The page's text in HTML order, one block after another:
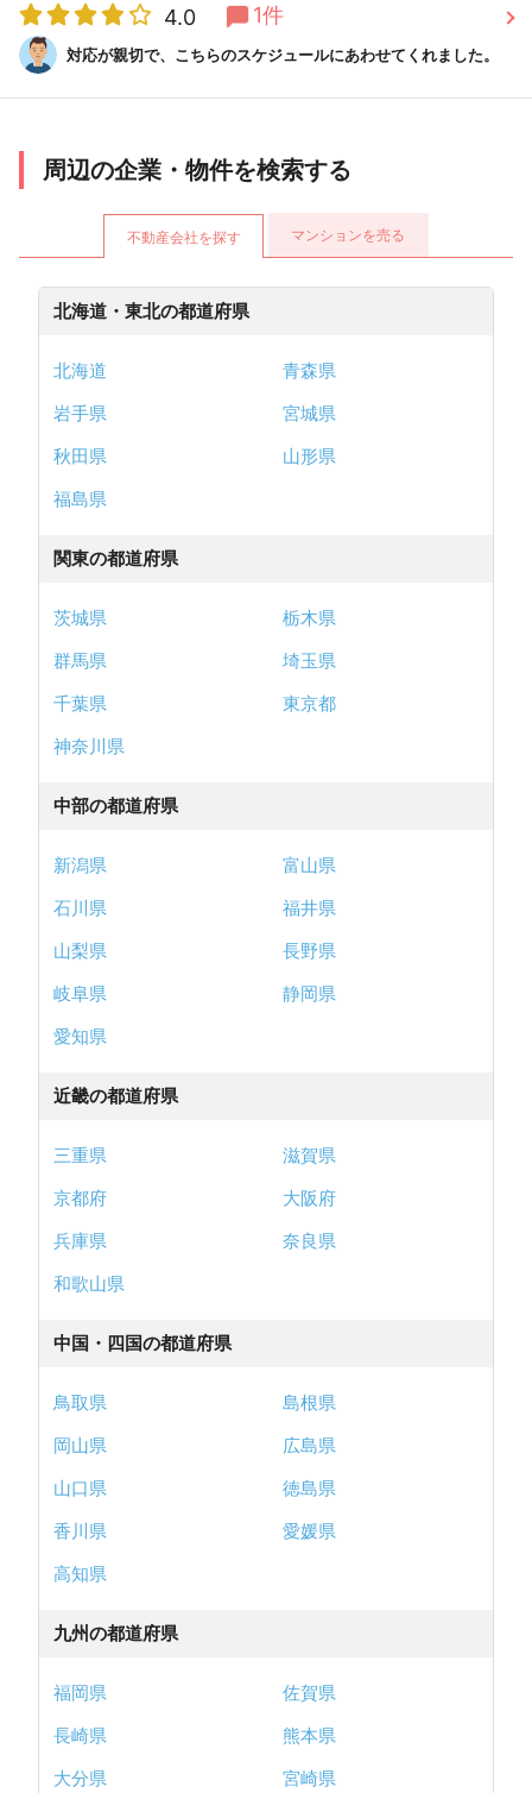
4.0 1件
対応が親切で、こちらのスケジュールにあわせてくれました。
周辺の企業・物件を検索する
不動産会社を探す マンションを売る
北海道・東北の都道府県
北海道
青森県
岩手県
宮城県
秋田県
山形県
福島県
関東の都道府県
茨城県
栃木県
群馬県
埼玉県
千葉県
東京都
神奈川県
中部の都道府県
新潟県
富山県
石川県
福井県
山梨県
長野県
岐阜県
静岡県
愛知県
近畿の都道府県
三重県
滋賀県
京都府
大阪府
兵庫県
奈良県
和歌山県
中国・四国の都道府県
鳥取県
島根県
岡山県
広島県
山口県
徳島県
香川県
愛媛県
高知県
九州の都道府県
福岡県
佐賀県
長崎県
熊本県
大分県
宮崎県